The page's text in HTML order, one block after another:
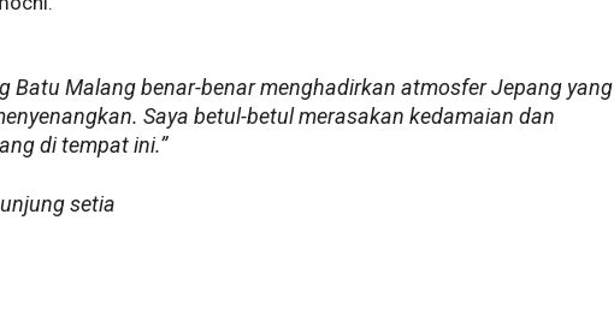
Batu Malang benar-benar menghadirkan atmosfer Jepang yang
Saya betul-betul merasakan kedamaian dan
di tempat ini.”
setia